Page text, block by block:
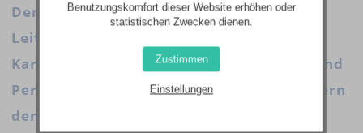
WEBCODE-EINGABE
Der Einstieg ins Berufsleben. Unsere
Leitmessen für Berufsorientierung und
Karriere bieten seit 1994 neue Chancen und
Perspektiven für die Zukunft und erweitern
den Horizont!
Benutzungskomfort dieser Website erhöhen oder
statistischen Zwecken dienen.
Zustimmen
Einstellungen